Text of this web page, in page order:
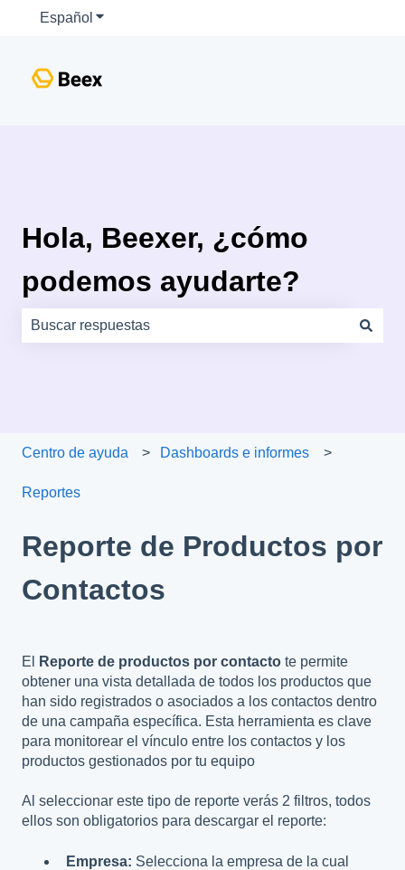
Español Traducciones de Mostrar submenú de
Hola, Beexer, ¿cómo
podemos ayudarte?
Centro de ayuda Dashboards e informes
Reportes
Reporte de Productos por
Contactos
El Reporte de productos por contacto te permite
obtener una vista detallada de todos los productos que
han sido registrados o asociados a los contactos dentro
de una campaña específica. Esta herramienta es clave
para monitorear el vínculo entre los contactos y los
productos gestionados por tu equipo
Al seleccionar este tipo de reporte verás 2 filtros, todos
ellos son obligatorios para descargar el reporte:
Empresa: Selecciona la empresa de la cual